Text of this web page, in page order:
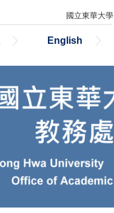
國立東華大學
English